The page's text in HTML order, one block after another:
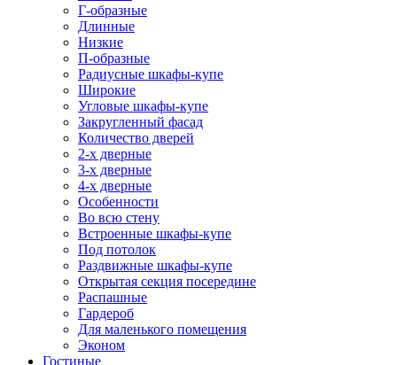
Г-образные
Длинные
Низкие
П-образные
Радиусные шкафы-купе
Широкие
Угловые шкафы-купе
Закругленный фасад
Количество дверей
2-х дверные
3-х дверные
4-х дверные
Особенности
Во всю стену
Встроенные шкафы-купе
Под потолок
Раздвижные шкафы-купе
Открытая секция посередине
Распашные
Гардероб
Для маленького помещения
Эконом
Гостиные